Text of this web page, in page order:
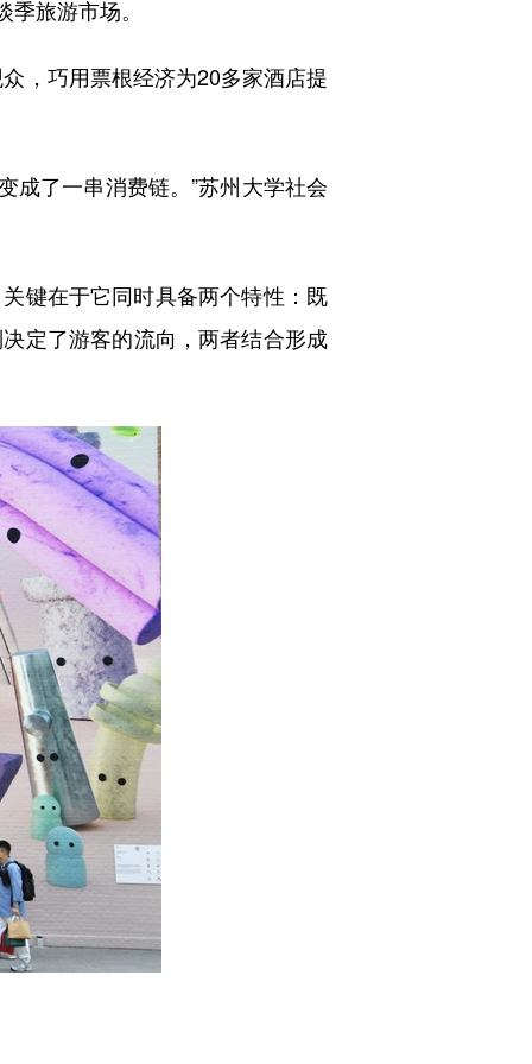
旅游市场。
，巧用票根经济为20多家酒店提
了一串消费链。”苏州大学社会
键在于它同时具备两个特性：既
定了游客的流向，两者结合形成